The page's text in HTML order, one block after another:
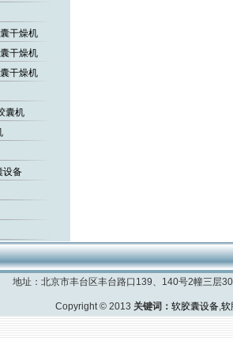
干燥机
干燥机
干燥机
囊机
设备
地址：北京市丰台区丰台路口139、140号2幢三
Copyright © 2013 关键词： 软胶囊设备,软